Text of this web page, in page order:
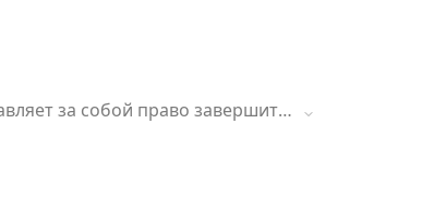
за собой право завершить